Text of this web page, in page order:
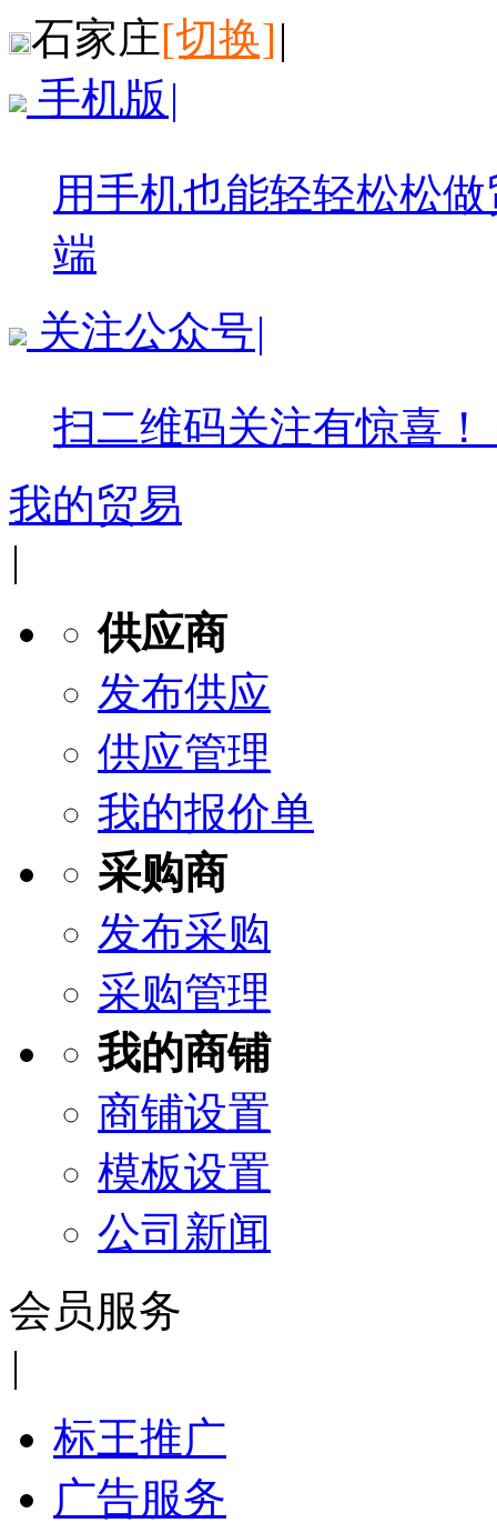
石家庄[切换]|
手机版 |
用手机也能轻轻松松
端
关注公众号|
扫二维码关注有惊喜！
我的贸易
|
供应商
发布供应
供应管理
我的报价单
采购商
发布采购
采购管理
我的商铺
商铺设置
模板设置
公司新闻
会员服务
|
标王推广
广告服务